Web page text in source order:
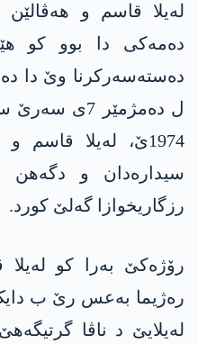
لەیلا قاسم و
دەمەکی دا بوو کو
دەستەسەرکرنا وێ دا
سیدارەدان و دگەهن
رزگاریخوازا گەلێ کورد.
رۆژەکێ بەرا کو
رەژیما بەعس رێ ب
لەیلایێ د ناڤا